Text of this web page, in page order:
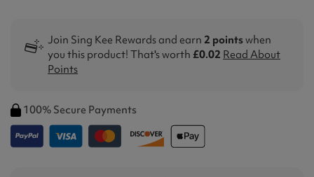
Join Sing Kee Rewards and earn 2 pointswhen
you this product! That's worth £0.02 Read About
Points
100% Secure Payments